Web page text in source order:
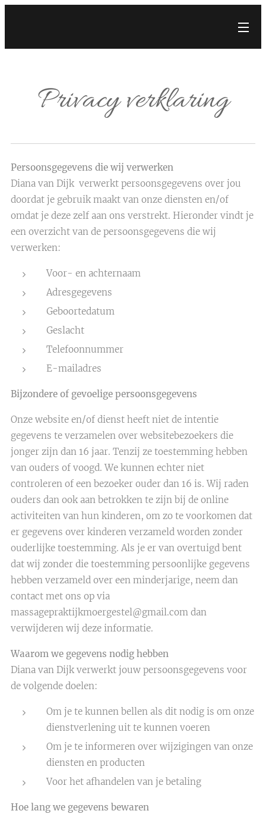
Privacy verklaring
Persoonsgegevens die wij verwerken
Diana van Dijk verwerkt persoonsgegevens over jou
doordat je gebruik maakt van onze diensten en/of
omdat je deze zelf aan ons verstrekt. Hieronder vindt je
een overzicht van de persoonsgegevens die wij
verwerken:
Voor- en achternaam
Adresgegevens
Geboortedatum
Geslacht
Telefoonnummer
E-mailadres
Bijzondere of gevoelige persoonsgegevens
Onze website en/of dienst heeft niet de intentie
gegevens te verzamelen over websitebezoekers die
jonger zijn dan 16 jaar. Tenzij ze toestemming hebben
van ouders of voogd. We kunnen echter niet
controleren of een bezoeker ouder dan 16 is. Wij raden
ouders dan ook aan betrokken te zijn bij de online
activiteiten van hun kinderen, om zo te voorkomen dat
er gegevens over kinderen verzameld worden zonder
ouderlijke toestemming. Als je er van overtuigd bent
dat wij zonder die toestemming persoonlijke gegevens
hebben verzameld over een minderjarige, neem dan
contact met ons op via
massagepraktijkmoergestel@gmail.com dan
verwijderen wij deze informatie.
Waarom we gegevens nodig hebben
Diana van Dijk verwerkt jouw persoonsgegevens voor
de volgende doelen:
Om je te kunnen bellen als dit nodig is om onze
dienstverlening uit te kunnen voeren
Om je te informeren over wijzigingen van onze
diensten en producten
Voor het afhandelen van je betaling
Hoe lang we gegevens bewaren